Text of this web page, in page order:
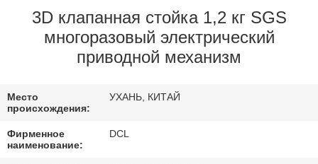
НАС
ПУТЕШЕСТВИЕ
ПРОВЕРКА
КАЧЕСТВА
3D клапанная стойка 1,2 кг SGS
многоразовый электрический
приводной механизм
Место
происхождения:
УХАНЬ, КИТАЙ
Фирменное
наименование:
DCL